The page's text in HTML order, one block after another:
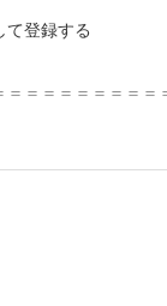
て登録する
＝＝＝＝＝＝＝